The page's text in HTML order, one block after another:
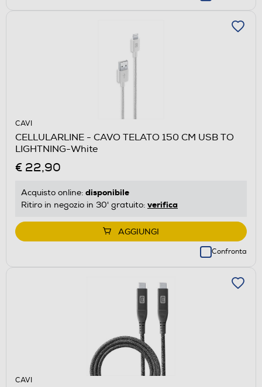
CAVI
CELLULARLINE - CAVO TELATO 150 CM USB TO
LIGHTNING-White
€ 22,90
Acquisto online: disponibile
Ritiro in negozio in 30' gratuito: verifica
AGGIUNGI
Confronta
CAVI